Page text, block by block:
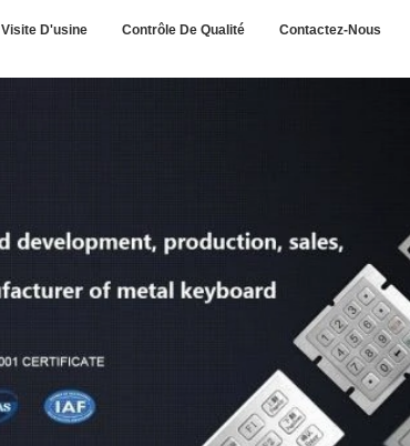
Visite D'usine Contrôle De Qualité Contactez-Nous